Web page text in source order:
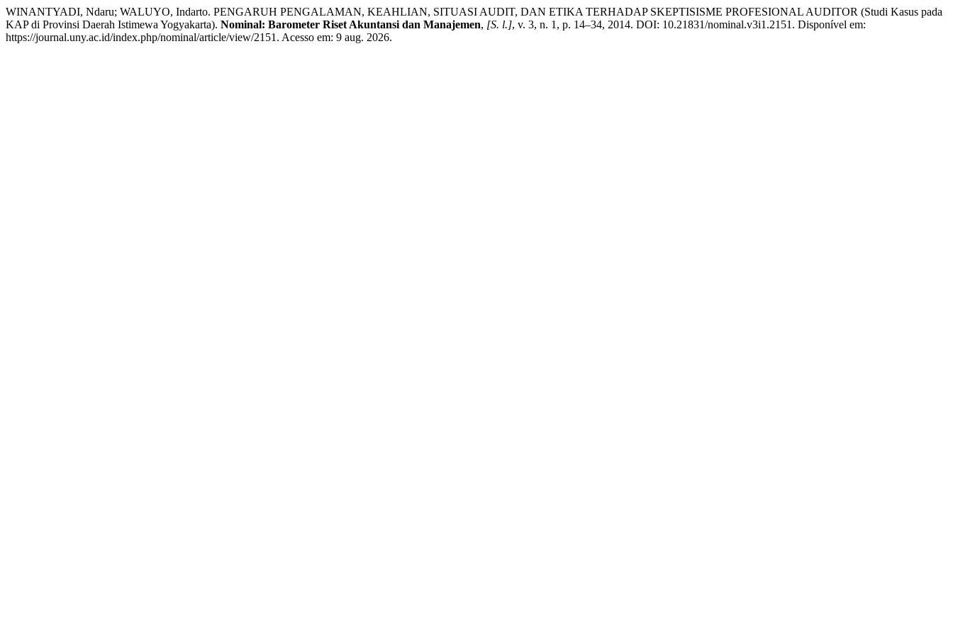
WINANTYADI, Ndaru; WALUYO, Indarto. PENGARUH PENGALAMAN, KEAHLIAN, SITUASI AUDIT, DAN ETIKA TERHADAP SKEPTISISME PROFESIONAL AUDITOR (Studi Kasus pada
KAP di Provinsi Daerah Istimewa Yogyakarta). Nominal: Barometer Riset Akuntansi dan Manajemen, [S. l.], v. 3, n. 1, p. 14–34, 2014. DOI: 10.21831/nominal.v3i1.2151. Disponível em:
https://journal.uny.ac.id/index.php/nominal/article/view/2151. Acesso em: 9 aug. 2026.